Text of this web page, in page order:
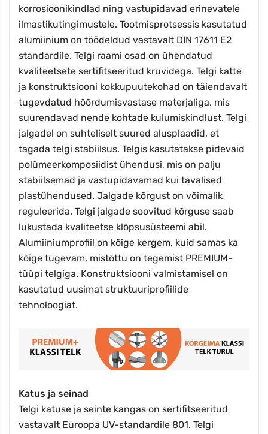
korrosioonikindlad ning vastupidavad erinevatele
ilmastikutingimustele. Tootmisprotsessis kasutatud
alumiinium on töödeldud vastavalt DIN 17611 E2
standardile. Telgi raami osad on ühendatud
kvaliteetsete sertifitseeritud kruvidega. Telgi katte
ja konstruktsiooni kokkupuutekohad on täiendavalt
tugevdatud hõõrdumisvastase materjaliga, mis
suurendavad nende kohtade kulumiskindlust. Telgi
jalgadel on suhteliselt suured alusplaadid, et
tagada telgi stabiilsus. Telgis kasutatakse pidevaid
polümeerkomposiidist ühendusi, mis on palju
stabiilsemad ja vastupidavamad kui tavalised
plastühendused. Jalgade kõrgust on võimalik
reguleerida. Telgi jalgade soovitud kõrguse saab
lukustada kvaliteetse klõpsusüsteemi abil.
Alumiiniumprofiil on kõige kergem, kuid samas ka
kõige tugevam, mistõttu on tegemist PREMIUM-
tüüpi telgiga. Konstruktsiooni valmistamisel on
kasutatud uusimat struktuuriprofiilide
tehnoloogiat.
Katus ja seinad
Telgi katuse ja seinte kangas on sertifitseeritud
vastavalt Euroopa UV-standardile 801. Telgi